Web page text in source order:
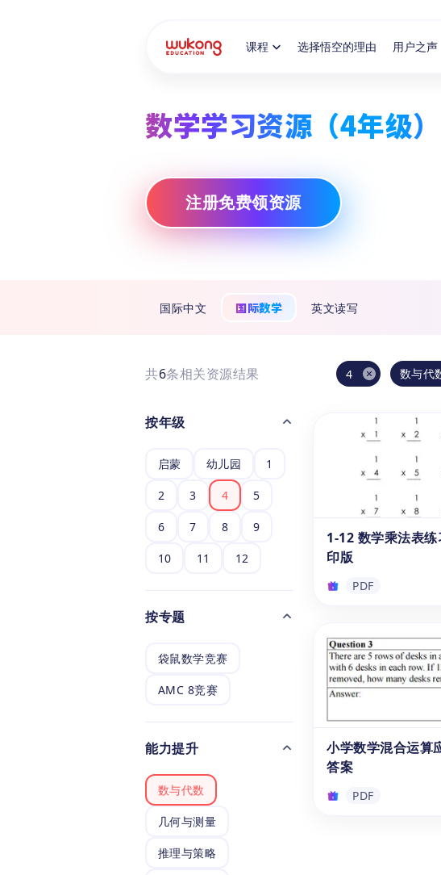
课程 选择悟空的理由 用户之声
数学学习资源（4年级）
注册免费领资源
国际中文 国际数学 英文读写
共6条相关资源结果 4 数与代
按年级
启蒙 幼儿园 1
2 3 4 5
6 7 8 9
10 11 12
按专题
袋鼠数学竞赛
AMC 8竞赛
能力提升
数与代数
几何与测量
推理与策略
1-12 数学乘法表
印版
PDF
印版
这份免费可打印的乘
含12以内的乘法练习
习册还配有1-12乘法
生快速查找并复习乘
资源非常适合课堂使
习，鼓励学生快速掌
能，快来下载吧！
PDF
小学数学混合运算
答案
PDF